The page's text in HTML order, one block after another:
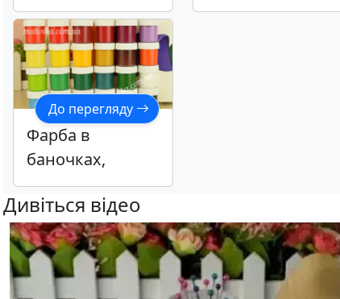
До перегляду
Фарба в
баночках,
маркеры
Дивіться відео